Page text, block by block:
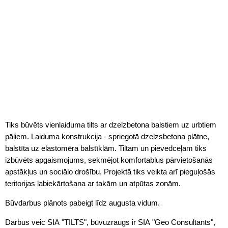
Tiks būvēts vienlaiduma tilts ar dzelzbetona balstiem uz urbtiem
pāļiem. Laiduma konstrukcija - spriegotā dzelzsbetona plātne,
balstīta uz elastomēra balstīklām. Tiltam un pievedceļam tiks
izbūvēts apgaismojums, sekmējot komfortablus pārvietošanās
apstākļus un sociālo drošību. Projektā tiks veikta arī pieguļošās
teritorijas labiekārtošana ar takām un atpūtas zonām.
Būvdarbus plānots pabeigt līdz augusta vidum.
Darbus veic SIA "TILTS", būvuzraugs ir SIA "Geo Consultants",